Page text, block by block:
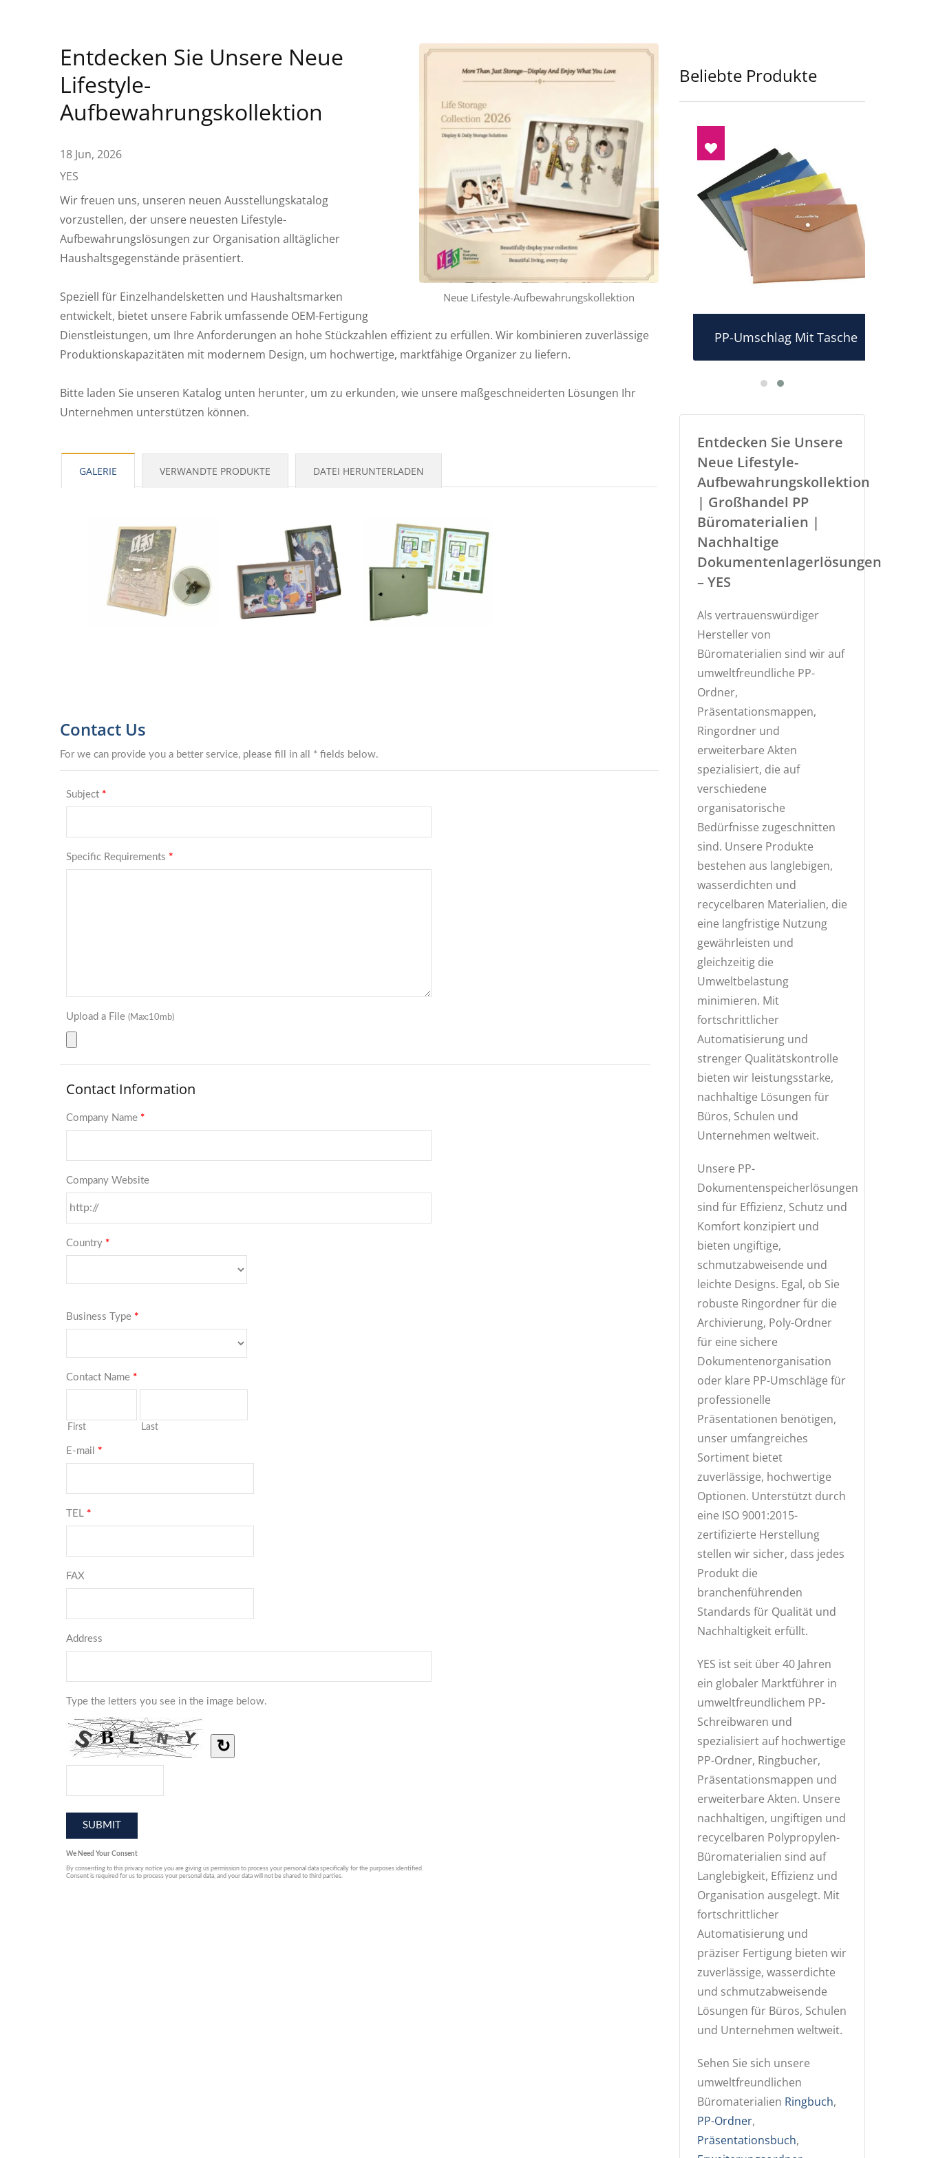
Neue Lifestyle-Aufbewahrungskollektion
Entdecken Sie Unsere Neue
Lifestyle-
Aufbewahrungskollektion
18 Jun, 2026
YES
Wir freuen uns, unseren neuen Ausstellungskatalog
vorzustellen, der unsere neuesten Lifestyle-
Aufbewahrungslösungen zur Organisation alltäglicher
Haushaltsgegenstände präsentiert.
Speziell für Einzelhandelsketten und Haushaltsmarken
entwickelt, bietet unsere Fabrik umfassende OEM-Fertigung
Dienstleistungen, um Ihre Anforderungen an hohe Stückzahlen effizient zu erfüllen. Wir kombinieren zuverlässige
Produktionskapazitäten mit modernem Design, um hochwertige, marktfähige Organizer zu liefern.
Bitte laden Sie unseren Katalog unten herunter, um zu erkunden, wie unsere maßgeschneiderten Lösungen Ihr
Unternehmen unterstützen können.
GALERIE VERWANDTE PRODUKTE DATEI HERUNTERLADEN
Beliebte Produkte
PP L-Typ Klarsichtordner PP-Umschlag Mit Tasche PP L-Typ Klarsichtordner PP-Umschlag Mit Tasche
Entdecken Sie Unsere
Neue Lifestyle-
Aufbewahrungskollektion
| Großhandel PP
Büromaterialien |
Nachhaltige
Dokumentenlagerlösungen
– YES
Als vertrauenswürdiger
Hersteller von
Büromaterialien sind wir auf
umweltfreundliche PP-
Ordner,
Präsentationsmappen,
Ringordner und
erweiterbare Akten
spezialisiert, die auf
verschiedene
organisatorische
Bedürfnisse zugeschnitten
sind. Unsere Produkte
bestehen aus langlebigen,
wasserdichten und
recycelbaren Materialien, die
eine langfristige Nutzung
gewährleisten und
gleichzeitig die
Umweltbelastung
minimieren. Mit
fortschrittlicher
Automatisierung und
strenger Qualitätskontrolle
bieten wir leistungsstarke,
nachhaltige Lösungen für
Büros, Schulen und
Unternehmen weltweit.
Unsere PP-
Dokumentenspeicherlösungen
sind für Effizienz, Schutz und
Komfort konzipiert und
bieten ungiftige,
schmutzabweisende und
leichte Designs. Egal, ob Sie
robuste Ringordner für die
Archivierung, Poly-Ordner
für eine sichere
Dokumentenorganisation
oder klare PP-Umschläge für
professionelle
Präsentationen benötigen,
unser umfangreiches
Sortiment bietet
zuverlässige, hochwertige
Optionen. Unterstützt durch
eine ISO 9001:2015-
zertifizierte Herstellung
stellen wir sicher, dass jedes
Produkt die
branchenführenden
Standards für Qualität und
Nachhaltigkeit erfüllt.
YES ist seit über 40 Jahren
ein globaler Marktführer in
umweltfreundlichem PP-
Schreibwaren und
spezialisiert auf hochwertige
PP-Ordner, Ringbucher,
Präsentationsmappen und
erweiterbare Akten. Unsere
nachhaltigen, ungiftigen und
recycelbaren Polypropylen-
Büromaterialien sind auf
Langlebigkeit, Effizienz und
Organisation ausgelegt. Mit
fortschrittlicher
Automatisierung und
präziser Fertigung bieten wir
zuverlässige, wasserdichte
und schmutzabweisende
Lösungen für Büros, Schulen
und Unternehmen weltweit.
Sehen Sie sich unsere
umweltfreundlichen
Büromaterialien Ringbuch,
PP-Ordner,
Präsentationsbuch,